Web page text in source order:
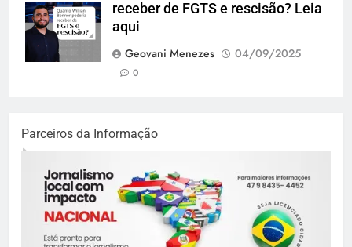
receber de FGTS e rescisão? Leia
aqui
Geovani Menezes
04/09/2025
0
Parceiros da Informação